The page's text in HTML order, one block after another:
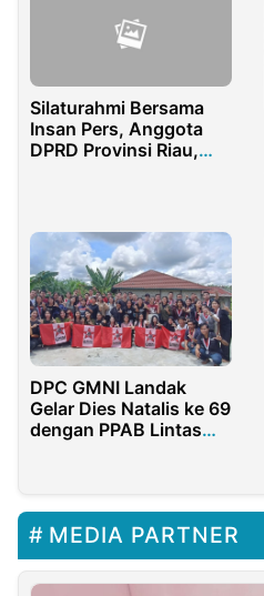
Silaturahmi Bersama
Insan Pers, Anggota
DPRD Provinsi Riau,
DPC GMNI Landak
Gelar Dies Natalis ke 69
dengan PPAB Lintas
MEDIA PARTNER